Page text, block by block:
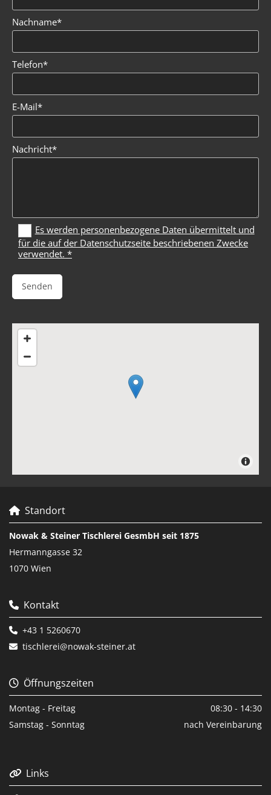
Nachname*
Telefon*
E-Mail*
Nachricht*
Es werden personenbezogene Daten übermittelt und
für die auf der Datenschutzseite beschriebenen Zwecke
verwendet. *
 Standort
Nowak & Steiner Tischlerei GesmbH seit 1875
Hermanngasse 32
1070 Wien
 Kontakt
 +43 1 5260670
 tischlerei@nowak-steiner.at
 Öffnungszeiten
Montag - Freitag
08:30 - 14:30
Samstag - Sonntag
nach Vereinbarung
 Links